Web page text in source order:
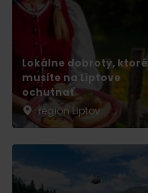
Lokálne dobroty, ktoré
musíte na Liptove
ochutnať
región Liptov
Príchod